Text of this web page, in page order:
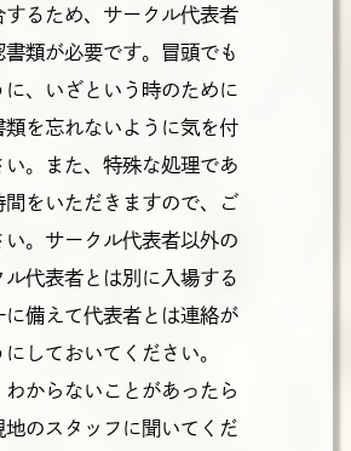
するため、サークル代表者
書類が必要です。冒頭でも
に、いざという時のために
類を忘れないように気を付
い。また、特殊な処理であ
間をいただきますので、ご
い。サークル代表者以外の
ル代表者とは別に入場する
に備えて代表者とは連絡が
にしておいてください。
わからないことがあったら
地のスタッフに聞いてくだ